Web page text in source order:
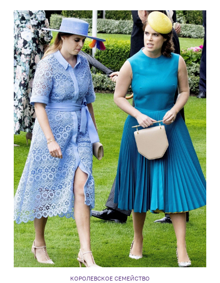
КОРОЛЕВСКОЕ СЕМЕЙСТВО